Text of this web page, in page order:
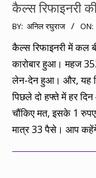
कैल्स रिफाइनरी की
2010-
06-
BY: अनिल रघुराज ON:
कैल्स रिफाइनरी में कल
कारोबार हुआ। महज
लेन-देन हुआ। और, यह
पिछले दो हफ्ते में हर
चौंकिए मत, इसके 1
मात्र 33 पैसे। आप